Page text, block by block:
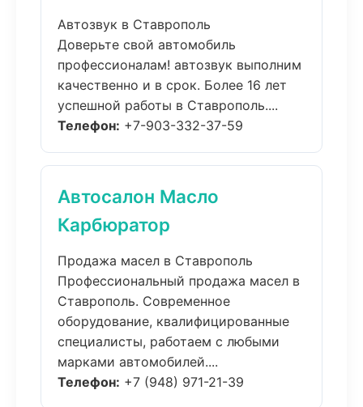
Автозвук в Ставрополь
Доверьте свой автомобиль
профессионалам! автозвук выполним
качественно и в срок. Более 16 лет
успешной работы в Ставрополь....
Телефон: +7-903-332-37-59
Автосалон Масло
Карбюратор
Продажа масел в Ставрополь
Профессиональный продажа масел в
Ставрополь. Современное
оборудование, квалифицированные
специалисты, работаем с любыми
марками автомобилей....
Телефон: +7 (948) 971-21-39